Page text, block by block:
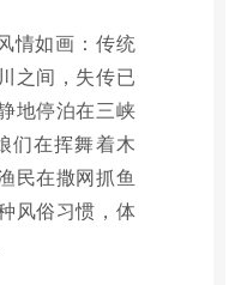
情如画：传统
之间，失传已
地停泊在三峡
们在挥舞着木
民在撒网抓鱼
风俗习惯，体